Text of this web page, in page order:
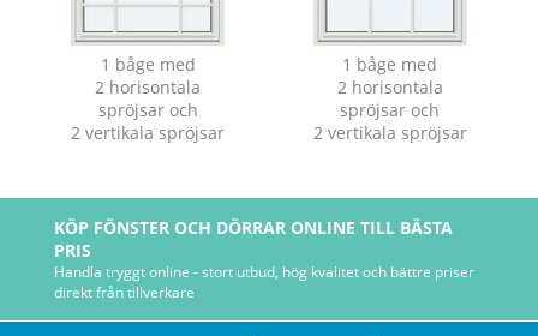
1 båge med
2 horisontala
spröjsar och
2 vertikala spröjsar
1 båge med
2 horisontala
spröjsar och
2 vertikala spröjsar
KÖP FÖNSTER OCH DÖRRAR ONLINE TILL BÄSTA
PRIS
Handla tryggt online - stort utbud, hög kvalitet och bättre priser
direkt från tillverkare